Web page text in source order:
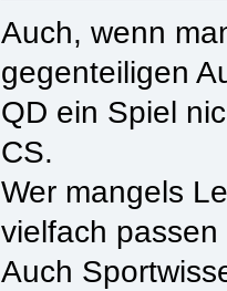
Auch, wenn
gegenteiligen
QD ein Spiel
CS.
Wer mangels
vielfach
Auch